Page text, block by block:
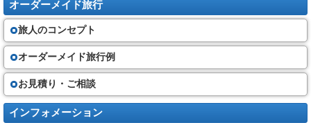
約書面に記載する金額の旅行代金を支払って頂きます。（最終書面の作成
時期時点で運賃・料金を基準と致します）
（５）旅行代金に含まれるもの
①旅行日程に明示した運送機関の運賃・料金(普通席)
②旅行日程に明示した宿泊の代金及び税・サービス料、食事の代金及びー
税・サービス料、観光の代金(入場料金・ガイド料金)
③添乗サービス代金
その他は旅行代金に含まれません。
契約の成立と契約書面・確定書面の交付
オーダーメイド旅行
旅人のコンセプト
オーダーメイド旅行例
お見積り・ご相談
インフォメーション